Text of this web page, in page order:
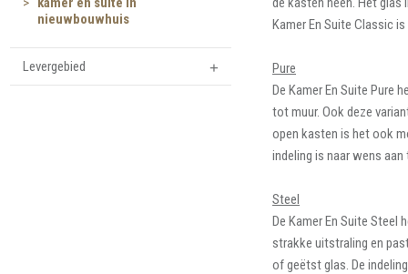
nieuwbouwhuis
Levergebied
Kamer En Suite Classic
Pure
De Kamer En Suite Pure
tot muur. Ook deze
open kasten is het ook
indeling is naar wens aan
Steel
De Kamer En Suite Steel
strakke uitstraling en
of geëtst glas. De